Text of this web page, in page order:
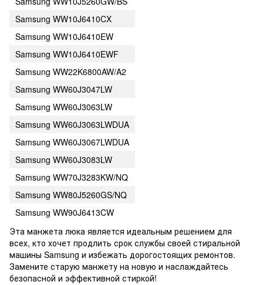
Samsung WW10J6410CX
Samsung WW10J6410EW
Samsung WW10J6410EWF
Samsung WW22K6800AW/A2
Samsung WW60J3047LW
Samsung WW60J3063LW
Samsung WW60J3063LWDUA
Samsung WW60J3067LWDUA
Samsung WW60J3083LW
Samsung WW70J3283KW/NQ
Samsung WW80J5260GS/NQ
Samsung WW90J6413CW
Эта манжета люка является идеальным решением для
всех, кто хочет продлить срок службы своей стиральной
машины Samsung и избежать дорогостоящих ремонтов.
Замените старую манжету на новую и наслаждайтесь
безопасной и эффективной стиркой!